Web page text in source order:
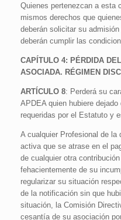
Quienes pertenezcan a esta
mismos derechos que
deberán solicitar su
deberán cumplir las
CAPÍTULO 4: PÉRDIDA
ASOCIADA. RÉGIMEN
ARTÍCULO 8: Perderá su
APDEA quien hubiere
requeridas por el Estatuto y
A cualquier Profesional de
activa que se atrase en el
de cualquier otra
fehacientemente de su
regularizar su situación
de la notificación sin que
situación, la Comisión
cesantía de su asociación